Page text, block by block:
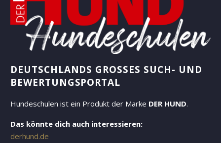
eine lebenslange
Freude miteinander
habt!
DEUTSCHLANDS GROSSES SUCH- UND B
EWERTUNGSPORTAL
Hundeschulen ist ein Produkt der Marke DER HUND.
Das könnte dich auch interessieren:
derhund.de